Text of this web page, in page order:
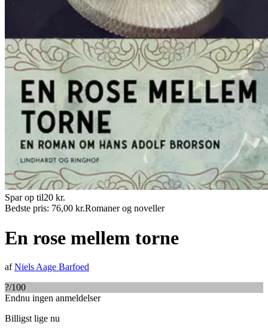
Spar op til20 kr.
Bedste pris: 76,00 kr.Romaner og noveller
En rose mellem torne
afNiels Aage Barfoed
?/100
Endnu ingen anmeldelser
Billigst lige nu